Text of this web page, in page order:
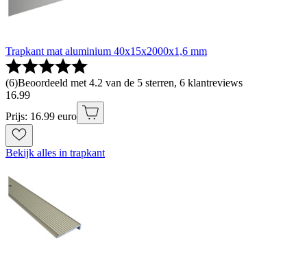
Trapkant mat aluminium 40x15x2000x1,6 mm
(6)Beoordeeld met 4.2 van de 5 sterren, 6 klantreviews
16.99
Prijs: 16.99 euro
Bekijk alles in trapkant